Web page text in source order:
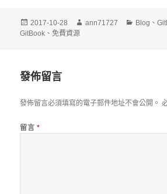
發
佈
2017-10-28
作
ann71727
分
Blog 、
GitBook 、 免費資源
發佈留言
發佈留言必須填寫的電子郵件地址不會公開。
留言 *